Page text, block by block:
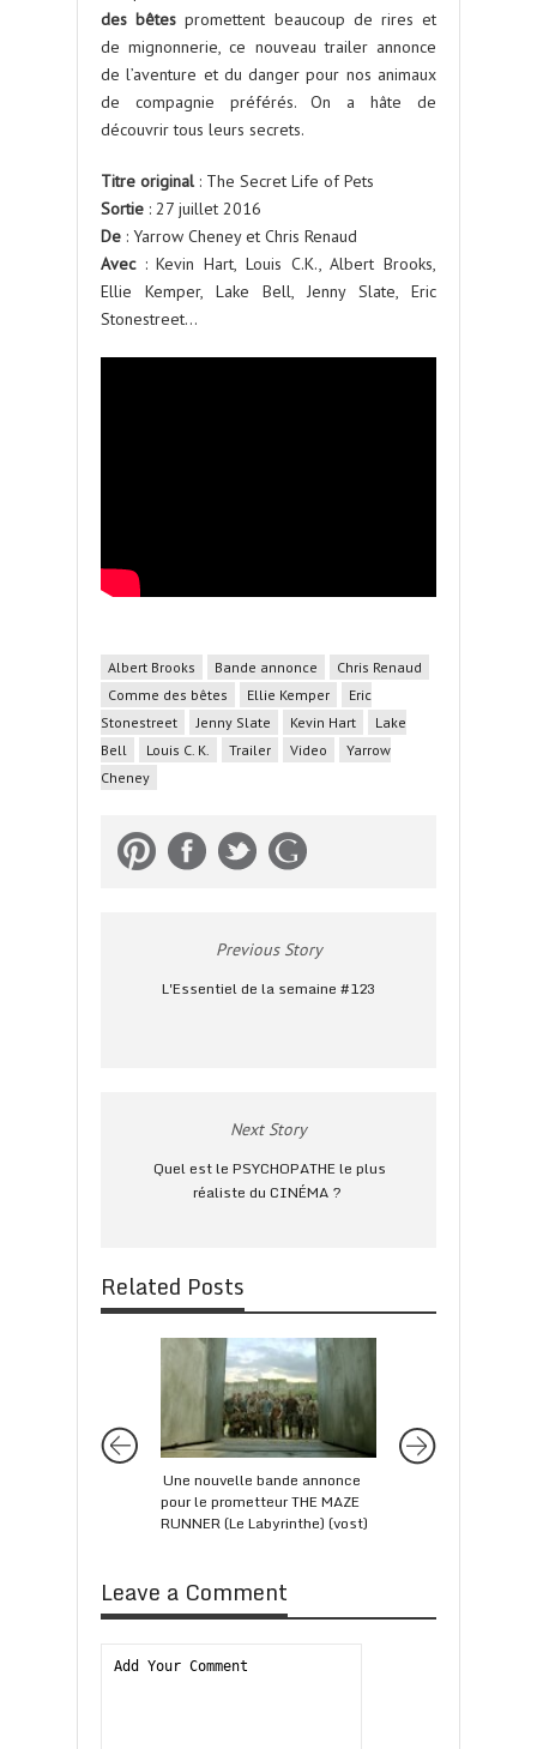
des bêtes promettent beaucoup de rires et
de mignonnerie, ce nouveau trailer annonce
de l’aventure et du danger pour nos animaux
de compagnie préférés. On a hâte de
découvrir tous leurs secrets.
Titre original: The Secret Life of Pets
Sortie : 27 juillet 2016
De : Yarrow Cheney et Chris Renaud
Avec: Kevin Hart, Louis C.K., Albert Brooks,
Ellie Kemper, Lake Bell, Jenny Slate, Eric
Stonestreet…
Albert Brooks Bande annonce
Chris Renaud
Comme des bêtes
Ellie Kemper
Eric
Stonestreet
Jenny Slate Kevin Hart
Lake
Bell
Louis C. K. Trailer Video
Yarrow
Cheney
Previous Story
L'Essentiel de la semaine #123
Next Story
Quel est le PSYCHOPATHE le plus
réaliste du CINÉMA ?
Related Posts
Une nouvelle bande annonce
pour le prometteur THE MAZE
RUNNER (Le Labyrinthe) (vost)
Leave a Comment